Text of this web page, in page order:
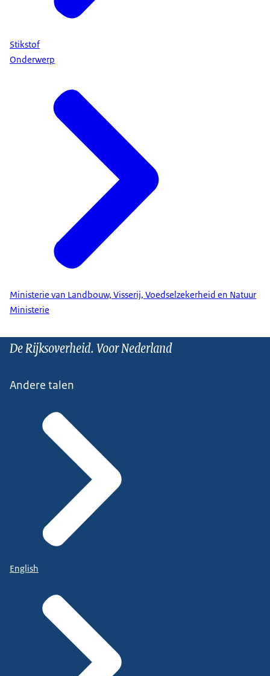
Stikstof
Onderwerp
Ministerie van Landbouw, Visserij, Voedselzekerheid en Natuur
Ministerie
De Rijksoverheid. Voor Nederland
Andere talen
English